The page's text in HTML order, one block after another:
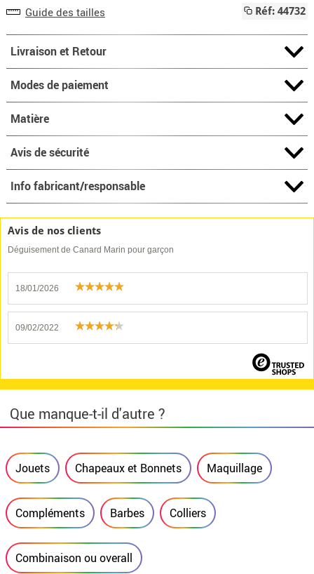
Guide des tailles Réf: 44732
Livraison et Retour
Modes de paiement
Matière
Avis de sécurité
Info fabricant/responsable
Avis de nos clients
Déguisement de Canard Marin pour garçon
18/01/2026
09/02/2022
Que manque-t-il d'autre ?
Jouets Chapeaux et Bonnets Maquillage
Compléments Barbes Colliers
Combinaison ou overall